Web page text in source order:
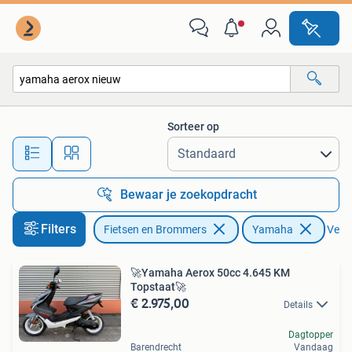
Alle afstanden…
Sorteer op
Bewaar je zoekopdracht
Filters Fietsen en Brommers Yamaha
🚀Yamaha Aerox 50cc 4.645 KM
Topstaat🚀
€ 2.975,00 Details
Barendrecht
Dagtopper
Vandaag